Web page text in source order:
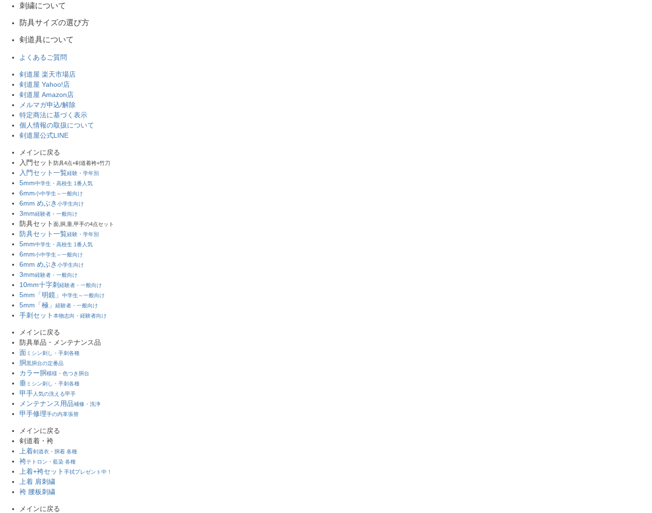
刺繍について
防具サイズの選び方
剣道具について
よくあるご質問
剣道屋 楽天市場店
剣道屋 Yahoo!店
剣道屋 Amazon店
メルマガ申込/解除
特定商法に基づく表示
個人情報の取扱について
剣道屋公式LINE
メインに戻る
入門セット 防具4点+剣道着袴+竹刀
入門セット一覧経験・学年別
5mm中学生・高校生 1番人気
6mm小中学生～一般向け
6mm めぶき 小学生向け
3mm経験者・一般向け
防具セット 面,胴,垂,甲手の4点セット
防具セット一覧経験・学年別
5mm中学生・高校生 1番人気
6mm小中学生～一般向け
6mm めぶき 小学生向け
3mm経験者・一般向け
10mm十字刺 経験者・一般向け
5mm「明鏡」 中学生～一般向け
5mm「極」 経験者・一般向け
手刺セット 本物志向・経験者向け
メインに戻る
防具単品・メンテナンス品
面 ミシン刺し・手刺各種
胴黒胴台の定番品
カラー胴模様・色つき胴台
垂 ミシン刺し・手刺各種
甲手 人気の洗える甲手
メンテナンス用品補修・洗浄
甲手修理手の内革張替
メインに戻る
剣道着・袴
上着剣道衣・胴着 各種
袴テトロン・藍染 各種
上着+袴セット 手拭プレゼント中！
上着 肩刺繍
袴 腰板刺繍
メインに戻る